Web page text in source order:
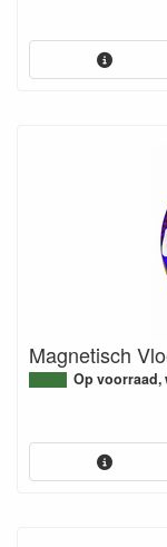
Magnetisch
Op